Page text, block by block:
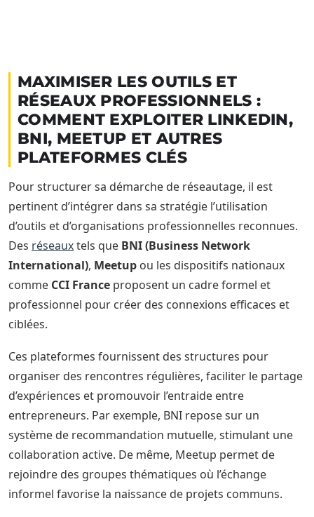
MAXIMISER LES OUTILS ET
RÉSEAUX PROFESSIONNELS :
COMMENT EXPLOITER LINKEDIN,
BNI, MEETUP ET AUTRES
PLATEFORMES CLÉS
Pour structurer sa démarche de réseautage, il est
pertinent d’intégrer dans sa stratégie l’utilisation
d’outils et d’organisations professionnelles reconnues.
Des réseauxtels que BNI (Business Network
International), Meetup ou les dispositifs nationaux
comme CCI France proposent un cadre formel et
professionnel pour créer des connexions efficaces et
ciblées.
Ces plateformes fournissent des structures pour
organiser des rencontres régulières, faciliter le partage
d’expériences et promouvoir l’entraide entre
entrepreneurs. Par exemple, BNI repose sur un
système de recommandation mutuelle, stimulant une
collaboration active. De même, Meetup permet de
rejoindre des groupes thématiques où l’échange
informel favorise la naissance de projets communs.